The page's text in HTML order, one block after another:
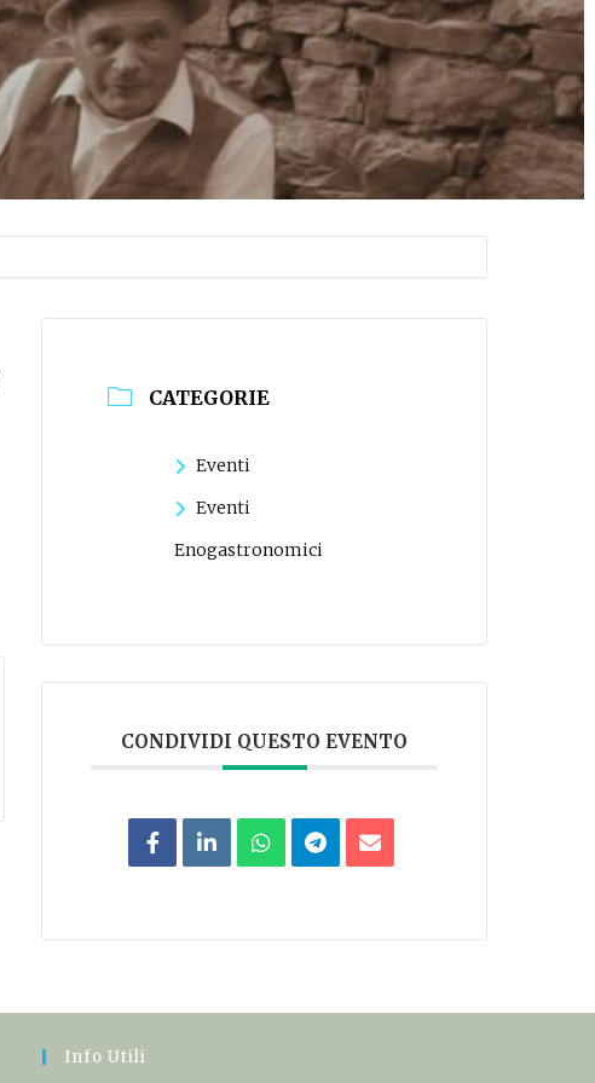
CATEGORIE
Eventi
Eventi
Enogastronomici
CONDIVIDI QUESTO EVENTO
Info Utili